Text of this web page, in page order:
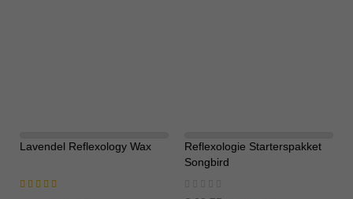
Lavendel Reflexology Wax
Waardering:
-10%
Reflexologie Starterspakket
Songbird